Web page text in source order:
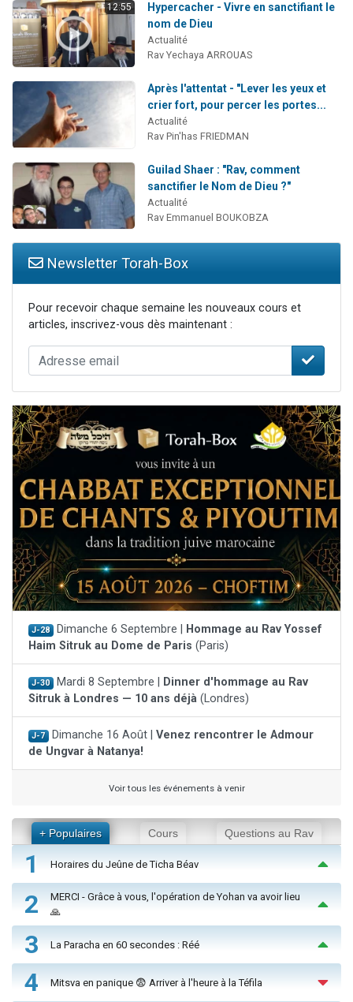
12:55
Hypercacher - Vivre en sanctifiant le
nom de Dieu
Actualité
Rav Yechaya ARROUAS
Après l'attentat - "Lever les yeux et
crier fort, pour percer les portes...
Actualité
Rav Pin'has FRIEDMAN
Guilad Shaer : "Rav, comment
sanctifier le Nom de Dieu ?"
Actualité
Rav Emmanuel BOUKOBZA
Newsletter Torah-Box
Pour recevoir chaque semaine les nouveaux cours et
articles, inscrivez-vous dès maintenant :
J-28 Dimanche 6 Septembre |
Hommage au Rav Yossef
Haim Sitruk au Dome de Paris (Paris)
J-30 Mardi 8 Septembre |
Dinner d'hommage au Rav
Sitruk à Londres — 10 ans déjà (Londres)
J-7 Dimanche 16 Août | Venez rencontrer le Admour
de Ungvar à Natanya!
Voir tous les événements à venir
+ Populaires Cours Questions au Rav
1 Horaires du Jeûne de Ticha Béav
2
MERCI - Grâce à vous, l'opération de Yohan va avoir lieu
🙏
3 La Paracha en 60 secondes : Réé
4 Mitsva en panique 😨 Arriver à l'heure à la Téfila